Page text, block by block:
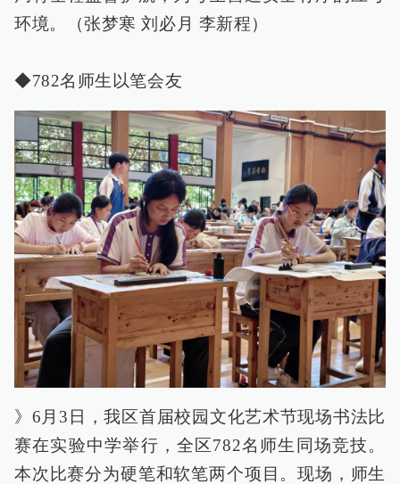
环境。（张梦寒 刘必月 李新程）
◆782名师生以笔会友
》6月3日，我区首届校园文化艺术节现场书法比
赛在实验中学举行，全区782名师生同场竞技。
本次比赛分为硬笔和软笔两个项目。现场，师生